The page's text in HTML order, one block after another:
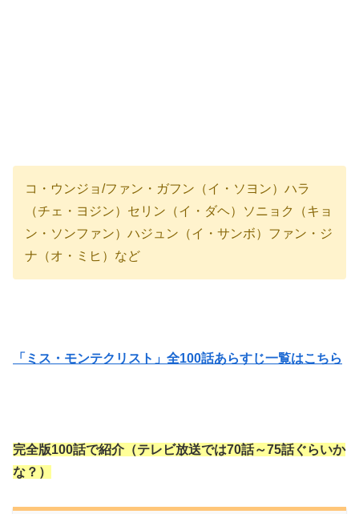
コ・ウンジョ/ファン・ガフン（イ・ソヨン）ハラ
（チェ・ヨジン）セリン（イ・ダヘ）ソニョク（キョ
ン・ソンファン）ハジュン（イ・サンボ）ファン・ジ
ナ（オ・ミヒ）など
「ミス・モンテクリスト」全100話あらすじ一覧はこちら
完全版100話で紹介（テレビ放送では70話～75話ぐらいか
な？）